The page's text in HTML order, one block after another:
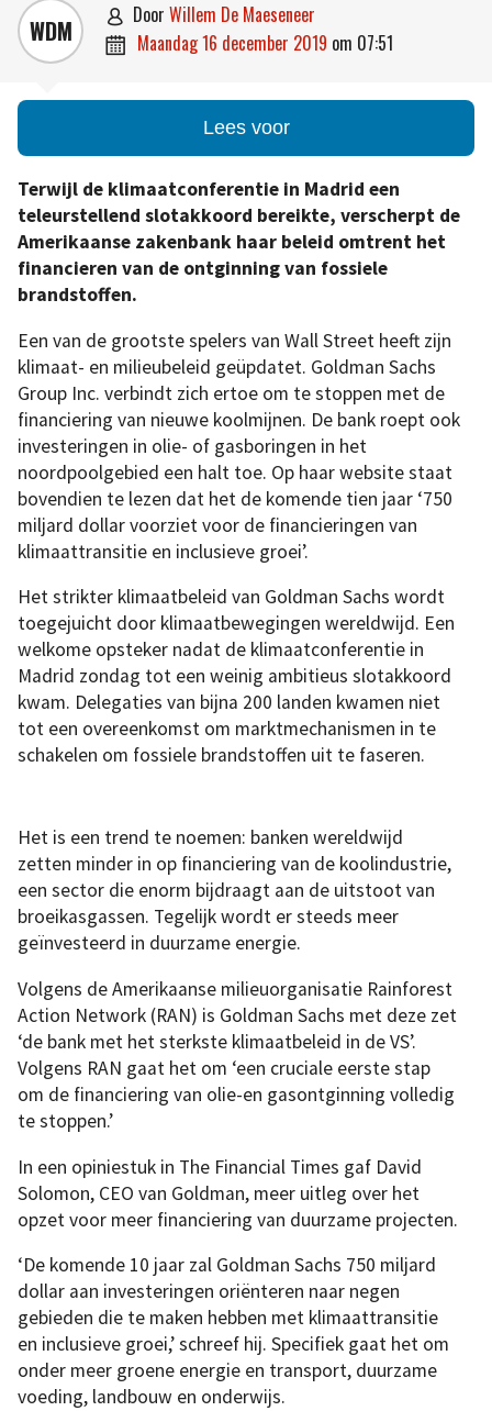
WDM  door Willem De Maeseneer
 maandag 16 december 2019 om 07:51
Lees voor
Terwijl de klimaatconferentie in Madrid een
teleurstellend slotakkoord bereikte, verscherpt de
Amerikaanse zakenbank haar beleid omtrent het
financieren van de ontginning van fossiele
brandstoffen.
Een van de grootste spelers van Wall Street heeft zijn
klimaat- en milieubeleid geüpdatet. Goldman Sachs
Group Inc. verbindt zich ertoe om te stoppen met de
financiering van nieuwe koolmijnen. De bank roept ook
investeringen in olie- of gasboringen in het
noordpoolgebied een halt toe. Op haar website staat
bovendien te lezen dat het de komende tien jaar ‘750
miljard dollar voorziet voor de financieringen van
klimaattransitie en inclusieve groei’.
Het strikter klimaatbeleid van Goldman Sachs wordt
toegejuicht door klimaatbewegingen wereldwijd. Een
welkome opsteker nadat de klimaatconferentie in
Madrid zondag tot een weinig ambitieus slotakkoord
kwam. Delegaties van bijna 200 landen kwamen niet
tot een overeenkomst om marktmechanismen in te
schakelen om fossiele brandstoffen uit te faseren.
Het is een trend te noemen: banken wereldwijd
zetten minder in op financiering van de koolindustrie,
een sector die enorm bijdraagt aan de uitstoot van
broeikasgassen. Tegelijk wordt er steeds meer
geïnvesteerd in duurzame energie.
Volgens de Amerikaanse milieuorganisatie Rainforest
Action Network (RAN) is Goldman Sachs met deze zet
‘de bank met het sterkste klimaatbeleid in de VS’.
Volgens RAN gaat het om ‘een cruciale eerste stap
om de financiering van olie-en gasontginning volledig
te stoppen.’
In een opiniestuk in The Financial Times gaf David
Solomon, CEO van Goldman, meer uitleg over het
opzet voor meer financiering van duurzame projecten.
‘De komende 10 jaar zal Goldman Sachs 750 miljard
dollar aan investeringen oriënteren naar negen
gebieden die te maken hebben met klimaattransitie
en inclusieve groei,’ schreef hij. Specifiek gaat het om
onder meer groene energie en transport, duurzame
voeding, landbouw en onderwijs.